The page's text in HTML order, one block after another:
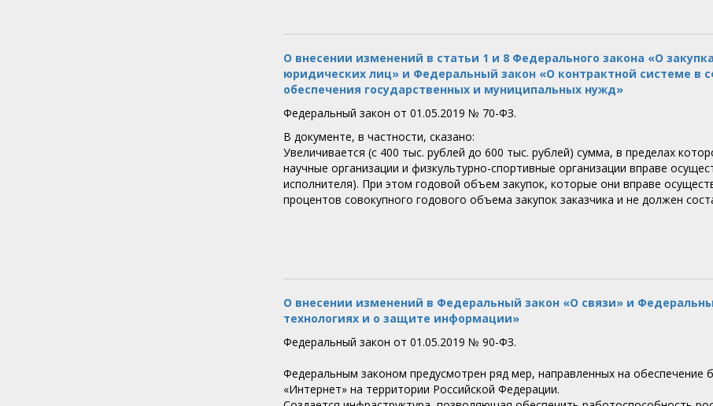
О внесении изменений в статьи 1 и 8 Федерального закона «О
юридических лиц» и Федеральный закон «О контрактной системе в
обеспечения государственных и муниципальных нужд»
Федеральный закон от 01.05.2019 № 70-ФЗ.
В документе, в частности, сказано:
Увеличивается (с 400 тыс. рублей до 600 тыс. рублей) сумма, в пределах
научные организации и физкультурно-спортивные организации вправе
исполнителя). При этом годовой объем закупок, которые они вправе
процентов совокупного годового объема закупок заказчика и не должен
О внесении изменений в Федеральный закон «О связи» и
технологиях и о защите информации»
Федеральный закон от 01.05.2019 № 90-ФЗ.
Федеральным законом предусмотрен ряд мер, направленных на обеспечение
«Интернет» на территории Российской Федерации.